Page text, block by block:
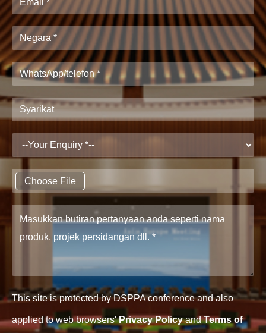
Choose File
This site is protected by DSPPA conference and also
applied to web browsers'Privacy PolicyandTerms of